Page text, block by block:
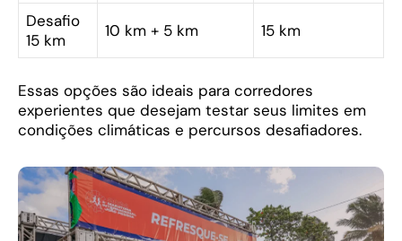
Desafio
15 km
10 km + 5 km 15 km
Essas opções são ideais para corredores
experientes que desejam testar seus limites em
condições climáticas e percursos desafiadores.